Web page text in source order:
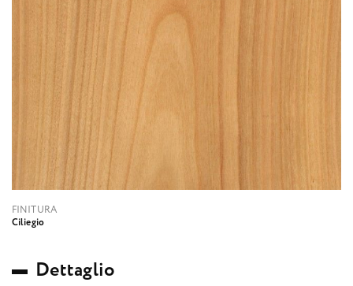
FINITURA
Ciliegio
Dettaglio